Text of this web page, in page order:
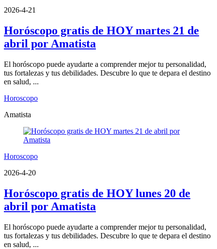
2026-4-21
Horóscopo gratis de HOY martes 21 de
abril por Amatista
El horóscopo puede ayudarte a comprender mejor tu personalidad,
tus fortalezas y tus debilidades. Descubre lo que te depara el destino
en salud, ...
Horoscopo
Amatista
Horoscopo
2026-4-20
Horóscopo gratis de HOY lunes 20 de
abril por Amatista
El horóscopo puede ayudarte a comprender mejor tu personalidad,
tus fortalezas y tus debilidades. Descubre lo que te depara el destino
en salud, ...